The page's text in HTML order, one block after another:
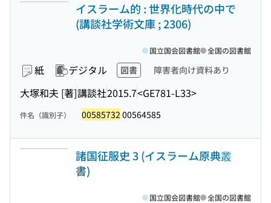
イスラーム的 : 世界化時代の中で
(講談社学術文庫 ; 2306)
紙 デジタル 図書 障害者向け資料あり
大塚和夫 [著]講談社2015.7<GE781-L33>
国立国会図書館 全国の図書館
件名（識別子） 00585732 00564585
諸国征服史 3 (イスラーム原典叢
書)
国立国会図書館 全国の図書館